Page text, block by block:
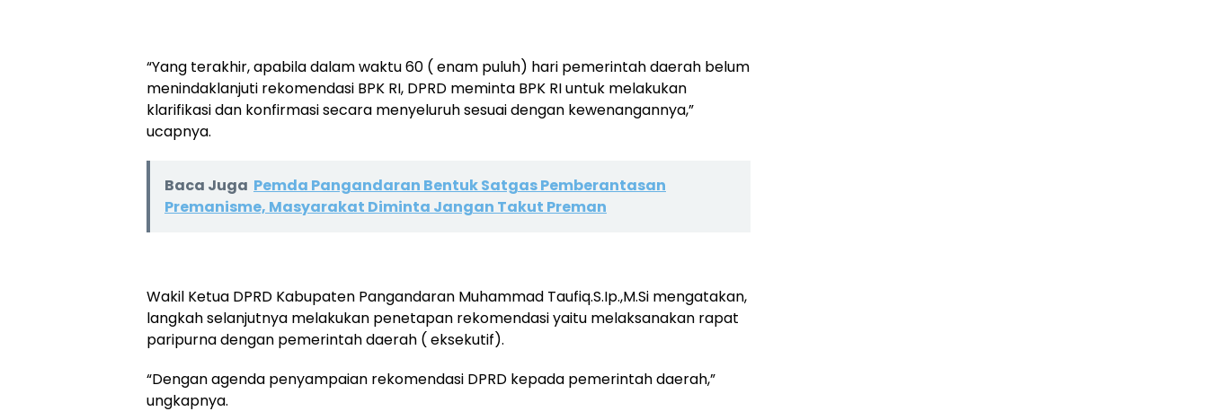
“Yang terakhir, apabila dalam waktu 60 ( enam puluh) hari pemerintah daerah belum
menindaklanjuti rekomendasi BPK RI, DPRD meminta BPK RI untuk melakukan
klarifikasi dan konfirmasi secara menyeluruh sesuai dengan kewenangannya,”
ucapnya.
Baca Juga Pemda Pangandaran Bentuk Satgas Pemberantasan
Premanisme, Masyarakat Diminta Jangan Takut Preman
Wakil Ketua DPRD Kabupaten Pangandaran Muhammad Taufiq.S.Ip.,M.Si mengatakan,
langkah selanjutnya melakukan penetapan rekomendasi yaitu melaksanakan rapat
paripurna dengan pemerintah daerah ( eksekutif).
“Dengan agenda penyampaian rekomendasi DPRD kepada pemerintah daerah,”
ungkapnya.